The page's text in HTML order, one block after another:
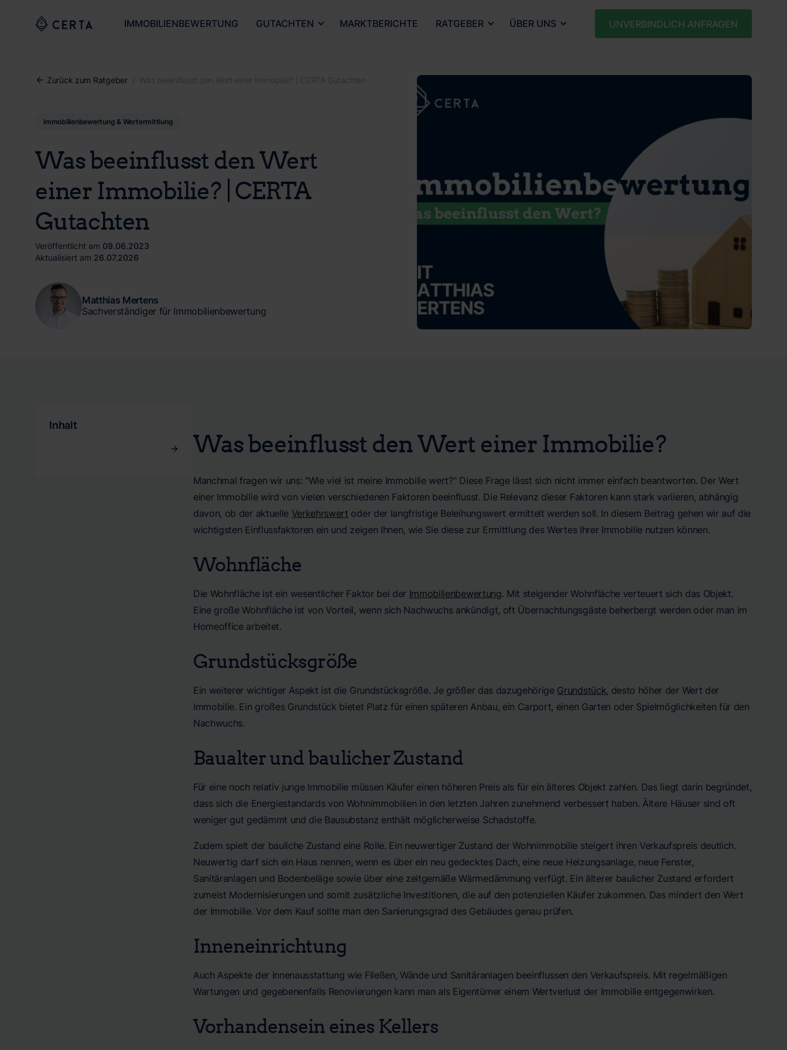
IMMOBILIENBEWERTUNG GUTACHTEN MARKTBERICHTE RATGEBER ÜBER UNS UNVERBINDLICH ANFRAGEN
Zurück zum Ratgeber / Was beeinflusst den Wert einer Immobilie? | CERTA Gutachten
Immobilienbewertung & Wertermittlung
Was beeinflusst den Wert
einer Immobilie? | CERTA
Gutachten
Veröffentlicht am 09.06.2023
Aktualisiert am 26.07.2026
Matthias Mertens
Sachverständiger für Immobilienbewertung
Inhalt
Was beeinflusst den Wert einer Immobilie?
Manchmal fragen wir uns: "Wie viel ist meine Immobilie wert?" Diese Frage lässt sich nicht immer einfach beantworten. Der Wert
einer Immobilie wird von vielen verschiedenen Faktoren beeinflusst. Die Relevanz dieser Faktoren kann stark variieren, abhängig
davon, ob der aktuelle Verkehrswert oder der langfristige Beleihungswert ermittelt werden soll. In diesem Beitrag gehen wir auf die
wichtigsten Einflussfaktoren ein und zeigen Ihnen, wie Sie diese zur Ermittlung des Wertes Ihrer Immobilie nutzen können.
Wohnfläche
Die Wohnfläche ist ein wesentlicher Faktor bei der Immobilienbewertung. Mit steigender Wohnfläche verteuert sich das Objekt.
Eine große Wohnfläche ist von Vorteil, wenn sich Nachwuchs ankündigt, oft Übernachtungsgäste beherbergt werden oder man im
Homeoffice arbeitet.
Grundstücksgröße
Ein weiterer wichtiger Aspekt ist die Grundstücksgröße. Je größer das dazugehörige Grundstück, desto höher der Wert der
Immobilie. Ein großes Grundstück bietet Platz für einen späteren Anbau, ein Carport, einen Garten oder Spielmöglichkeiten für den
Nachwuchs.
Baualter und baulicher Zustand
Für eine noch relativ junge Immobilie müssen Käufer einen höheren Preis als für ein älteres Objekt zahlen. Das liegt darin begründet,
dass sich die Energiestandards von Wohnimmobilien in den letzten Jahren zunehmend verbessert haben. Ältere Häuser sind oft
weniger gut gedämmt und die Bausubstanz enthält möglicherweise Schadstoffe.
Zudem spielt der bauliche Zustand eine Rolle. Ein neuwertiger Zustand der Wohnimmobilie steigert ihren Verkaufspreis deutlich.
Neuwertig darf sich ein Haus nennen, wenn es über ein neu gedecktes Dach, eine neue Heizungsanlage, neue Fenster,
Sanitäranlagen und Bodenbeläge sowie über eine zeitgemäße Wärmedämmung verfügt. Ein älterer baulicher Zustand erfordert
zumeist Modernisierungen und somit zusätzliche Investitionen, die auf den potenziellen Käufer zukommen. Das mindert den Wert
der Immobilie. Vor dem Kauf sollte man den Sanierungsgrad des Gebäudes genau prüfen.
Inneneinrichtung
Auch Aspekte der Innenausstattung wie Fließen, Wände und Sanitäranlagen beeinflussen den Verkaufspreis. Mit regelmäßigen
Wartungen und gegebenenfalls Renovierungen kann man als Eigentümer einem Wertverlust der Immobilie entgegenwirken.
Vorhandensein eines Kellers